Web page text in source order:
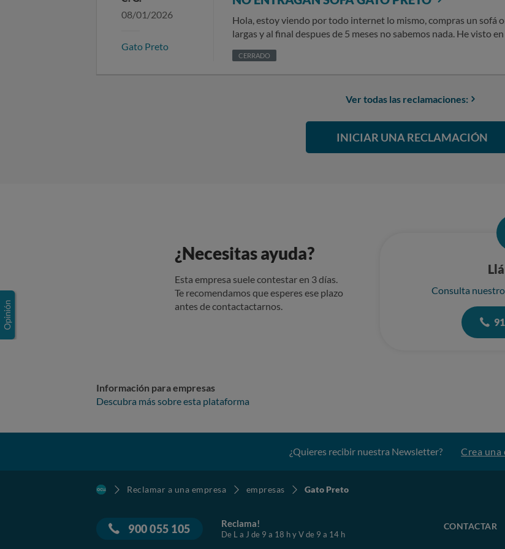
08/01/2026
Gato Preto
Hola, estoy viendo por todo internet lo mismo, compras un sofá
largas y al final despues de 5 meses no sabemos nada. He visto
llegar
CERRADO
Ver todas las reclamaciones:
INICIAR UNA RECLAMACIÓN
¿Necesitas ayuda?
Esta empresa suele contestar en 3 días.
Te recomendamos que esperes ese plazo
antes de contactactarnos.
Consulta
Información para empresas
Descubra más sobre esta plataforma
¿Quieres recibir nuestra Newsletter? Crea una
Reclamar a una empresa empresas Gato Preto
900 055 105 Reclama!
De L a J de 9 a 18 h y V de 9 a 14 h
CONTACTAR